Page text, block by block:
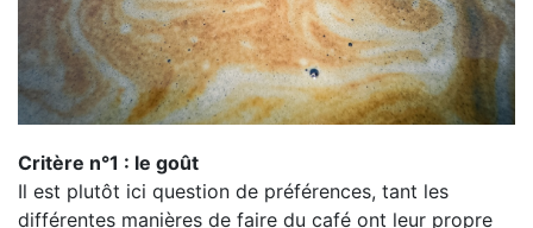
Critère n°1 : le goût
Il est plutôt ici question de préférences, tant les
différentes manières de faire du café ont leur propre